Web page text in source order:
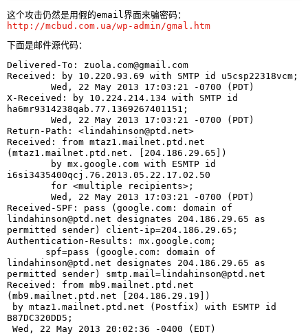
http://mcbud.com.ua/wp-admin/gmal.htm
下面是邮件源代码：
Delivered-To: zuola.com@gmail.com
Received: by 10.220.93.69 with SMTP id u5csp22318vcm;
X-Received: by 10.224.214.134 with SMTP id
ha6mr9314238qab.77.1369267401151;
Return-Path: <lindahinson@ptd.net>
Received: from mtaz1.mailnet.ptd.net
(mtaz1.mailnet.ptd.net. [204.186.29.65])
i6si3435400qcj.76.2013.05.22.17.02.50
lindahinson@ptd.net designates 204.186.29.65 as
permitted sender) client-ip=204.186.29.65;
Authentication-Results: mx.google.com;
lindahinson@ptd.net designates 204.186.29.65 as
permitted sender) smtp.mail=lindahinson@ptd.net
Received: from mb9.mailnet.ptd.net
(mb9.mailnet.ptd.net [204.186.29.19])
B87DC320DD5;